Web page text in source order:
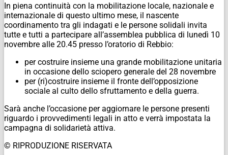
In piena continuità con la mobilitazione locale, nazionale e
internazionale di questo ultimo mese, il nascente
coordinamento tra gli indagati e le persone solidali invita
tutte e tutti a partecipare all’assemblea pubblica di lunedì 10
novembre alle 20.45 presso l’oratorio di Rebbio:
per costruire insieme una grande mobilitazione unitaria
in occasione dello sciopero generale del 28 novembre
per (ri)costruire insieme il fronte dell’opposizione
sociale al culto dello sfruttamento e della guerra.
Sarà anche l’occasione per aggiornare le persone presenti
riguardo i provvedimenti legali in atto e verrà impostata la
campagna di solidarietà attiva.
© RIPRODUZIONE RISERVATA